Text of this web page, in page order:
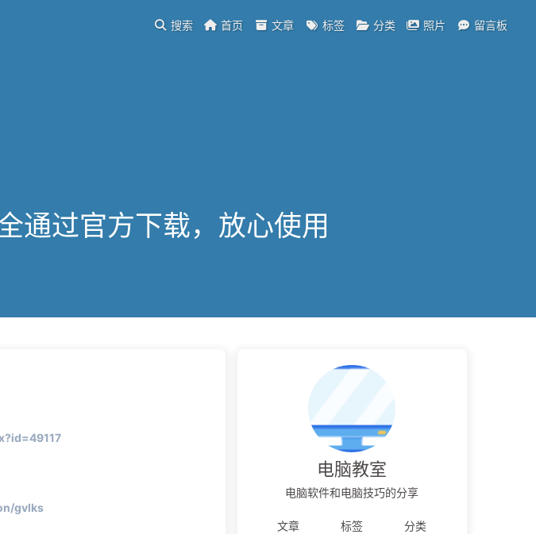
搜索 首页 文章 标签 分类 照片 留言板
通过官方下载，放心使用
gvlks
电脑教室
电脑软件和电脑技巧的分享
文章 标签 分类